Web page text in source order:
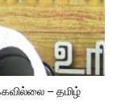
– தமிழ்